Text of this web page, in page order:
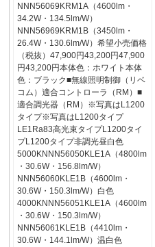
NNN56069KRM1A（4600lm・
34.2W・134.5lm/W）
NNN56969KRM1B（3450lm・
26.4W・130.6lm/W）希望小売価格
（税抜）47,900円43,200円47,900
円43,200円本体色：ホワイト本体
色：ブラック■無線照明制御（リベ
コム）適合コントローラ（RM）■
適合調光器（RM）※写真はL1200
タイプ※写真はL1200タイプ
LE1Ra83高光束タイプL1200タイ
プL1200タイプ非調光昼白色
5000KNNN56050KLE1A（4800lm
・30.6W・156.8lm/W）
NNN56060KLE1B（4600lm・
30.6W・150.3lm/W）白色
4000KNNN56051KLE1A（4600lm
・30.6W・150.3lm/W）
NNN56061KLE1B（4410lm・
30.6W・144.1lm/W）温白色